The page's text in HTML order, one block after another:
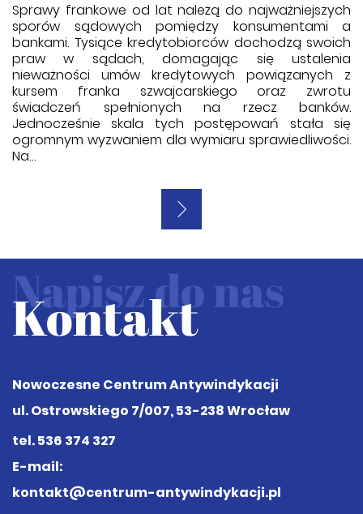
Sprawy frankowe od lat należą do najważniejszych
sporów sądowych pomiędzy konsumentami a
bankami. Tysiące kredytobiorców dochodzą swoich
praw w sądach, domagając się ustalenia
nieważności umów kredytowych powiązanych z
kursem franka szwajcarskiego oraz zwrotu
świadczeń spełnionych na rzecz banków.
Jednocześnie skala tych postępowań stała się
ogromnym wyzwaniem dla wymiaru sprawiedliwości.
Na…
Napisz do nas
Kontakt
Nowoczesne Centrum Antywindykacji
ul. Ostrowskiego 7/007, 53-238 Wrocław
tel.536 374 327
E-mail:
kontakt@centrum-antywindykacji.pl